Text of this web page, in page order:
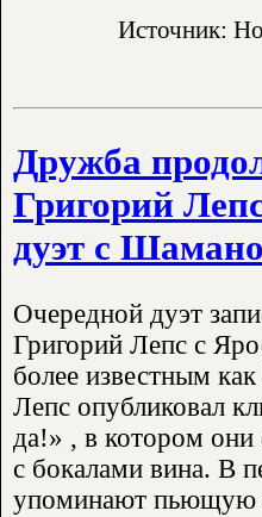
Источник:
Дружба
Григорий
дуэт с
Очередной дуэт
Григорий Лепс с
более известным
Лепс опубликовал
да!» , в котором
с бокалами вина. В
упоминают пьющую